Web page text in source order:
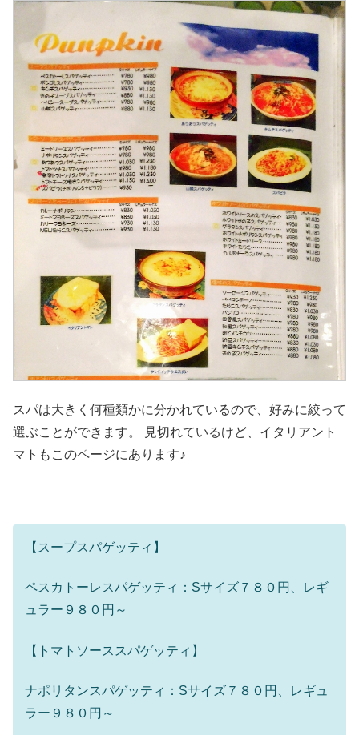
スパは大きく何種類かに分かれているので、好みに絞って
選ぶことができます。 見切れているけど、イタリアント
マトもこのページにあります♪
【スープスパゲッティ】
ペスカトーレスパゲッティ：Sサイズ７８０円、レギ
ュラー９８０円～
【トマトソーススパゲッティ】
ナポリタンスパゲッティ：Sサイズ７８０円、レギュ
ラー９８０円～